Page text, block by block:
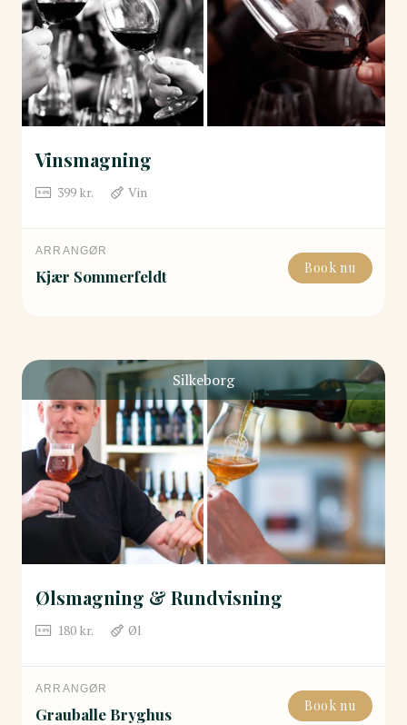
Vinsmagning
399kr. Vin
ARRANGØR
Kjær Sommerfeldt Book nu
Silkeborg
Ølsmagning & Rundvisning
180kr. Øl
ARRANGØR
Grauballe Bryghus Book nu